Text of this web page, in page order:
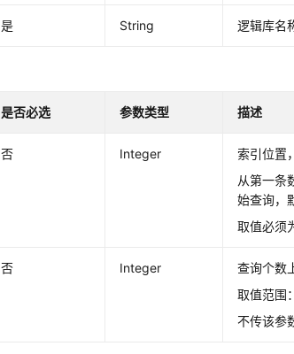
是 String 逻辑库名
是否必选 参数类型 描述
否 Integer
索引位置
从第一条
始查询，
取值必须
否 Integer
查询个数
取值范围
不传该参